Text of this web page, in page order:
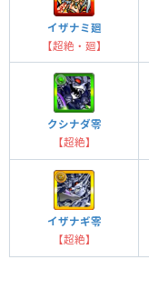
イザナミ廻
【超絶・廻】
クシナダ零
【超絶】
イザナギ零
【超絶】